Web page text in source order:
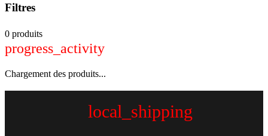
Filtres
0 produits
progress_activity
Chargement des produits...
local_shipping